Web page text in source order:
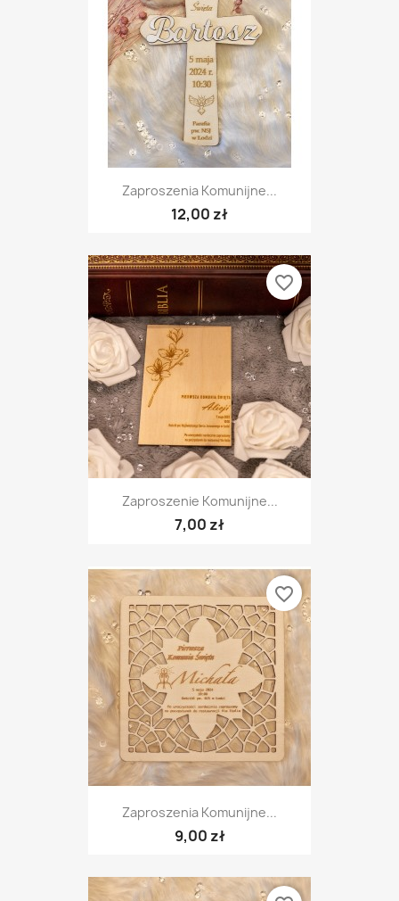
Zaproszenia Komunijne...
12,00 zł
Zaproszenie Komunijne...
7,00 zł
favorite_border
Zaproszenia Komunijne...
9,00 zł
favorite_border